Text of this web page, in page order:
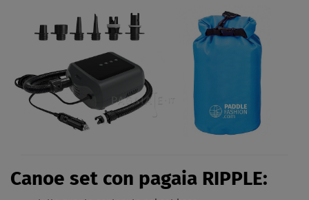
Canoe set con pagaia RIPPLE: